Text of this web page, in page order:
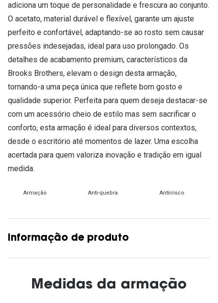
adiciona um toque de personalidade e frescura ao conjunto.
O acetato, material durável e flexível, garante um ajuste
perfeito e confortável, adaptando-se ao rosto sem causar
pressões indesejadas, ideal para uso prolongado. Os
detalhes de acabamento premium, característicos da
Brooks Brothers, elevam o design desta armação,
tornando-a uma peça única que reflete bom gosto e
qualidade superior. Perfeita para quem deseja destacar-se
com um acessório cheio de estilo mas sem sacrificar o
conforto, esta armação é ideal para diversos contextos,
desde o escritório até momentos de lazer. Uma escolha
acertada para quem valoriza inovação e tradição em igual
medida.
Armação Anti-quebra Antirrisco
Informação de produto
Medidas da armação